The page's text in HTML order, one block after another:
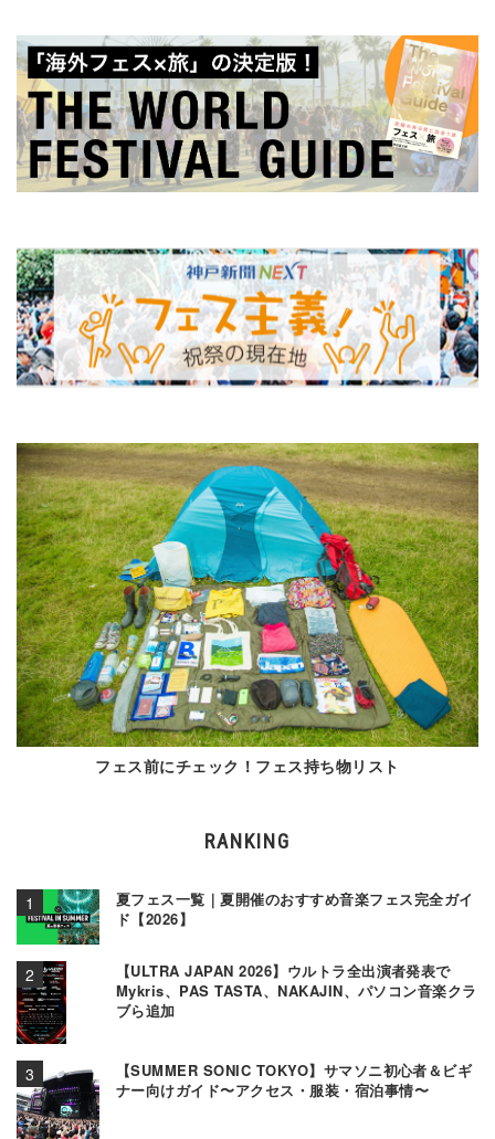
フェス前にチェック！フェス持ち物リスト
RANKING
夏フェス一覧｜夏開催のおすすめ音楽フェス完全ガイ
ド【2026】
【ULTRA JAPAN 2026】ウルトラ全出演者発表で
Mykris、PAS TASTA、NAKAJIN、パソコン音楽クラ
ブら追加
【SUMMER SONIC TOKYO】サマソニ初心者＆ビギ
ナー向けガイド〜アクセス・服装・宿泊事情〜